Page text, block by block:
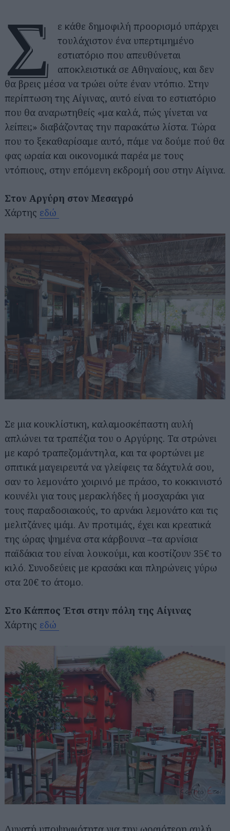
Σ
ε κάθε δημοφιλή προορισμό υπάρχει
τουλάχιστον ένα υπερτιμημένο
εστιατόριο που απευθύνεται
αποκλειστικά σε Αθηναίους, και δεν
θα βρεις μέσα να τρώει ούτε έναν ντόπιο. Στην
περίπτωση της Αίγινας, αυτό είναι το εστιατόριο
που θα αναρωτηθείς «μα καλά, πώς γίνεται να
λείπει;» διαβάζοντας την παρακάτω λίστα. Τώρα
που το ξεκαθαρίσαμε αυτό, πάμε να δούμε πού θα
φας ωραία και οικονομικά παρέα με τους
ντόπιους, στην επόμενη εκδρομή σου στην Αίγινα.
Στον Αργύρη στον Μεσαγρό
Χάρτης εδώ
Σε μια κουκλίστικη, καλαμοσκέπαστη αυλή
απλώνει τα τραπέζια του ο Αργύρης. Τα στρώνει
με καρό τραπεζομάντηλα, και τα φορτώνει με
σπιτικά μαγειρευτά να γλείφεις τα δάχτυλά σου,
σαν το λεμονάτο χοιρινό με πράσο, το κοκκινιστό
κουνέλι για τους μερακλήδες ή μοσχαράκι για
τους παραδοσιακούς, το αρνάκι λεμονάτο και τις
μελιτζάνες ιμάμ. Αν προτιμάς, έχει και κρεατικά
της ώρας ψημένα στα κάρβουνα –τα αρνίσια
παϊδάκια του είναι λουκούμι, και κοστίζουν 35€ το
κιλό. Συνοδεύεις με κρασάκι και πληρώνεις γύρω
στα 20€ το άτομο.
Στο Κάππος Έτσι στην πόλη της Αίγινας
Χάρτης εδώ